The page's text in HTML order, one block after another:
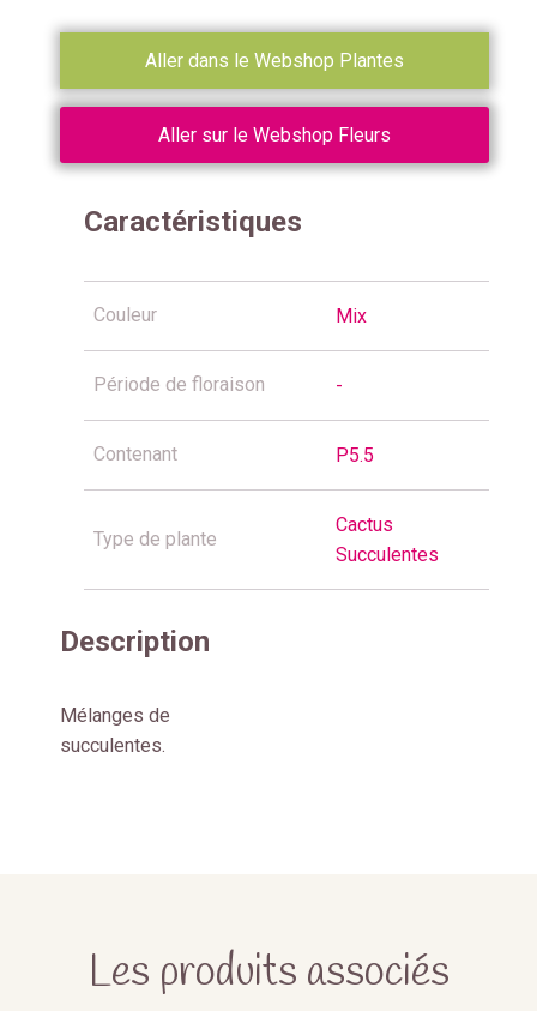
Aller dans le Webshop Plantes
Aller sur le Webshop Fleurs
Caractéristiques
Couleur Mix
Période de floraison -
Contenant P5.5
Type de plante
Cactus
Succulentes
Description
Mélanges de
succulentes.
Les produits associés